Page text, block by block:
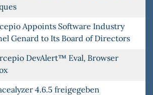
Appoints Software Industry
Genard to Its Board of Directors
DevAlert™ Eval, Browser
4.6.5 freigegeben